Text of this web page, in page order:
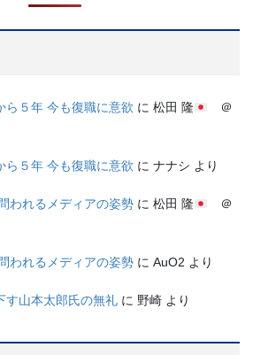
ら５年 今も復職に意欲 に 松田 隆
＠
ら５年 今も復職に意欲 に ナナシ より
われるメディアの姿勢 に 松田 隆
＠
われるメディアの姿勢 に AuO2 より
す山本太郎氏の無礼 に 野崎 より